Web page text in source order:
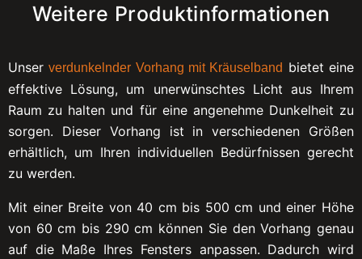
Weitere Produktinformationen
Unserverdunkelnder Vorhang mit Kräuselband bietet eine
effektive Lösung, um unerwünschtes Licht aus Ihrem
Raum zu halten und für eine angenehme Dunkelheit zu
sorgen. Dieser Vorhang ist in verschiedenen Größen
erhältlich, um Ihren individuellen Bedürfnissen gerecht
zu werden.
Mit einer Breite von 40 cm bis 500 cm und einer Höhe
von 60 cm bis 290 cm können Sie den Vorhang genau
auf die Maße Ihres Fensters anpassen. Dadurch wird